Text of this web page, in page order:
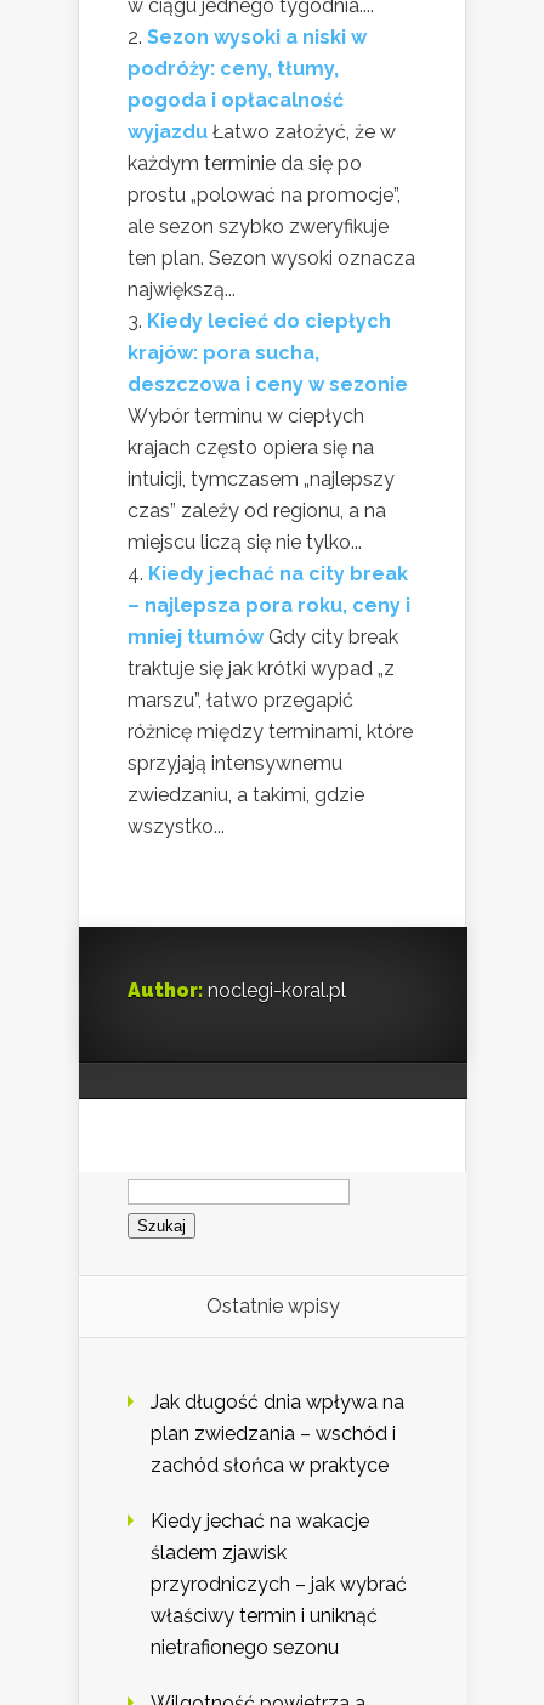
w ciągu jednego tygodnia....
Sezon wysoki a niski w
podróży: ceny, tłumy,
pogoda i opłacalność
wyjazdu Łatwo założyć, że w
każdym terminie da się po
prostu „polować na promocje”,
ale sezon szybko zweryfikuje
ten plan. Sezon wysoki oznacza
największą...
Kiedy lecieć do ciepłych
krajów: pora sucha,
deszczowa i ceny w sezonie
Wybór terminu w ciepłych
krajach często opiera się na
intuicji, tymczasem „najlepszy
czas” zależy od regionu, a na
miejscu liczą się nie tylko...
Kiedy jechać na city break
– najlepsza pora roku, ceny i
mniej tłumów Gdy city break
traktuje się jak krótki wypad „z
marszu”, łatwo przegapić
różnicę między terminami, które
sprzyjają intensywnemu
zwiedzaniu, a takimi, gdzie
wszystko...
Author: noclegi-koral.pl
Szukaj:
Ostatnie wpisy
Jak długość dnia wpływa na
plan zwiedzania – wschód i
zachód słońca w praktyce
Kiedy jechać na wakacje
śladem zjawisk
przyrodniczych – jak wybrać
właściwy termin i uniknąć
nietrafionego sezonu